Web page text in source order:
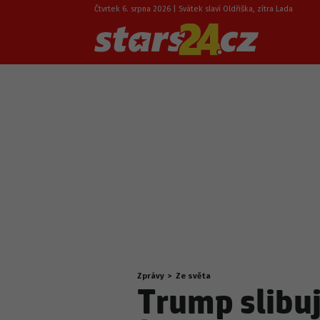
Čtvrtek 6. srpna 2026 | Svátek slaví Oldřiška, zítra Lada
Nacházíte
se
Zprávy > Ze světa
Trump